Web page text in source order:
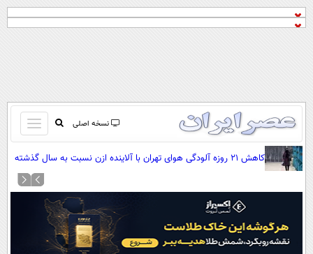
نسخه اصلی
باز
و
بسته
کردن
صفحه اول
آرشیو
نظرسنجی
آب و هوا
کاهش ۲۱ روزه آلودگی هوای تهران با آلاینده ازن نسبت به سال گذشته